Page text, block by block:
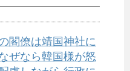
閣僚は靖国神社に
ぜなら韓国様が怒